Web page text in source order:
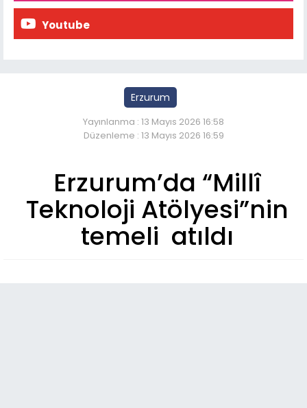
Youtube
Erzurum
Yayınlanma : 13 Mayıs 2026 16:58
Düzenleme : 13 Mayıs 2026 16:59
Erzurum’da “Millî
Teknoloji Atölyesi”nin
temeli atıldı